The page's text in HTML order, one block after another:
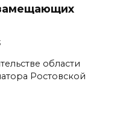
области
Ростовской